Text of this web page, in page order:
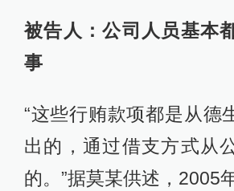
被告人：公司人员基本
事
“这些行贿款项都是从德
出的，通过借支方式从
的。”据莫某供述，2005